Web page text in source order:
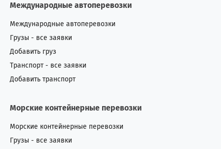
Международные автоперевозки
Международные автоперевозки
Грузы - все заявки
Добавить груз
Транспорт - все заявки
Добавить транспорт
Морские контейнерные перевозки
Морские контейнерные перевозки
Грузы - все заявки